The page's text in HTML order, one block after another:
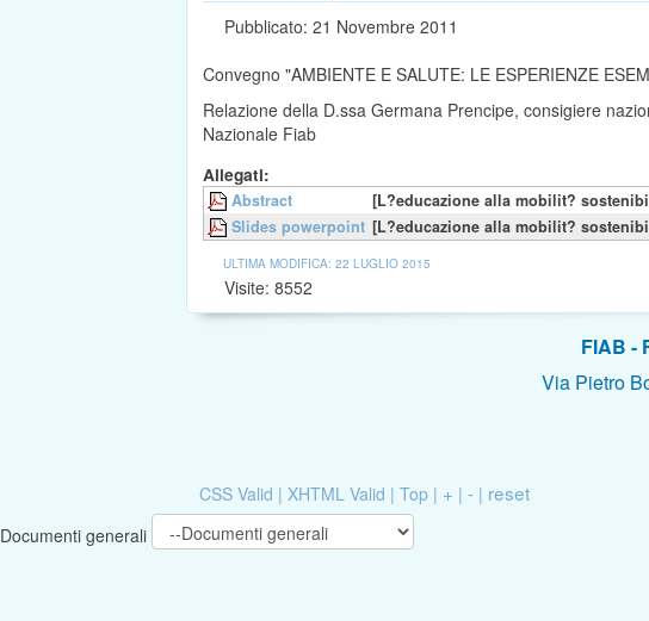
Pubblicato: 21 Novembre 2011
Convegno "AMBIENTE E SALUTE: LE ESPERIENZE
Relazione della D.ssa Germana Prencipe, consigiere
Nazionale Fiab
Allegati:
Abstract [L?educazione alla mobilit?
Slides powerpoint [L?educazione alla mobilit?
ULTIMA MODIFICA: 22 LUGLIO 2015
Visite: 8552
FIAB -
Via Pietro
CSS Valid | XHTML Valid | Top | + | - | reset
Documenti generali